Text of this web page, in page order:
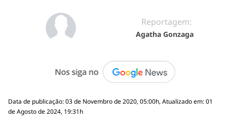
Reportagem:
Agatha Gonzaga
Data de publicação: 03 de Novembro de 2020, 05:00h, Atualizado em: 01
de Agosto de 2024, 19:31h